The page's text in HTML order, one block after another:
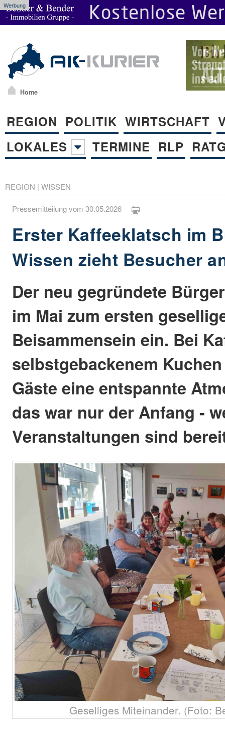
Werbung
Home
REGION POLITIK WIRTSCHAFT
LOKALES
TERMINE RLP
REGION | WISSEN
Pressemitteilung vom 30.05.2026
Erster Kaffeeklatsch im
Wissen zieht Besucher
Der neu gegründete
im Mai zum ersten
Beisammensein ein. Bei
selbstgebackenem
Gäste eine entspannte
das war nur der Anfang -
Veranstaltungen sind
Geselliges Miteinander. (Foto: